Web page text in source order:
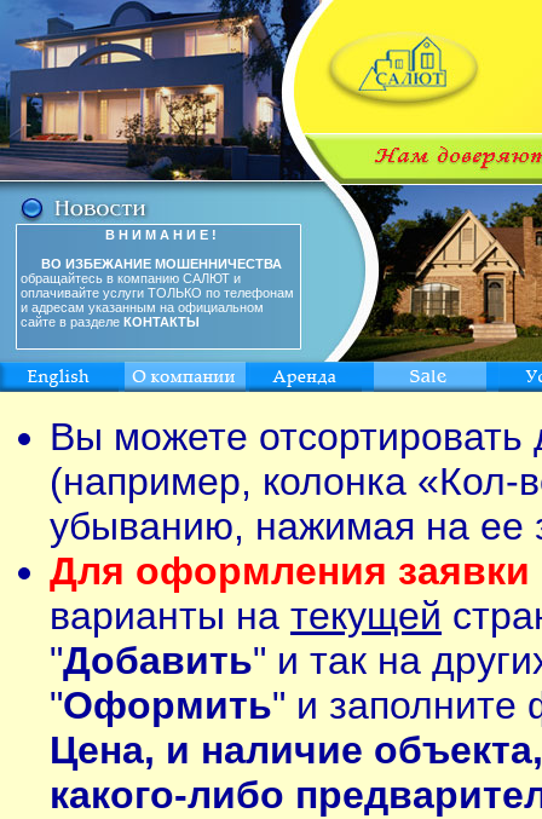
В Н И М А Н И Е !
ВО ИЗБЕЖАНИЕ МОШЕННИЧЕСТВА
обращайтесь в компанию САЛЮТ и
оплачивайте услуги ТОЛЬКО по телефонам
и адресам указанным на официальном
сайте в разделе КОНТАКТЫ
Вы можете
(например, колонка «Кол-
убыванию, нажимая на ее
Для оформления заявки
варианты на текущей
"Добавить" и так на
"Оформить" и заполните
Цена, и наличие
какого-либо